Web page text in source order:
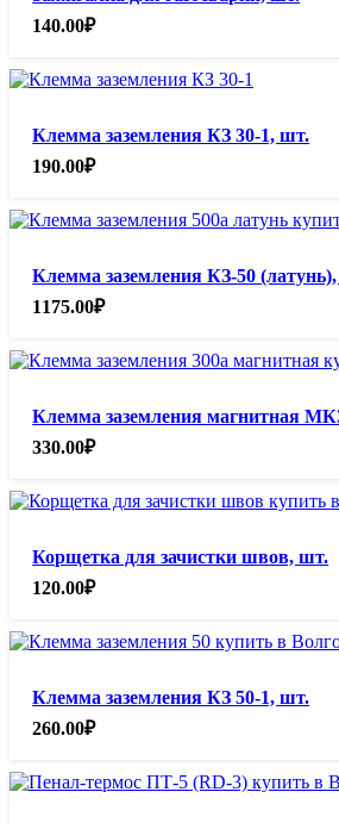
140.00₽
Клемма заземления КЗ 30-1, шт.
190.00₽
Клемма заземления КЗ-50
1175.00₽
Клемма заземления магнитная
330.00₽
Корщетка для зачистки швов, шт.
120.00₽
Клемма заземления КЗ 50-1, шт.
260.00₽